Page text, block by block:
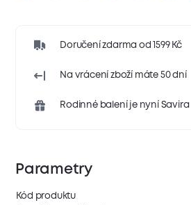
Doručení zdarma od 1599 Kč
Na vrácení zboží máte 50 dní
Rodinné balení je nyní Savira
Parametry
Kód produktu